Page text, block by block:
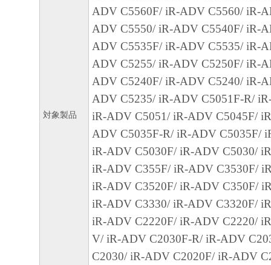
(3) キヤノン、キヤノンのライセンサー、
社、キヤノンの関連会社、それらの販売代
店のいずれも、「本ソフトウェア」、また
ェア」の使用に起因または関連してお客様
に生じたいかなる紛争についても、一切責
のとします。
８．契約期間
(1) 本契約書は、お客様が、『同意』を示
クリックした時点、または「本ソフトウェ
ールした時点で発効し、下記(2)または(3)
まで有効に存続します。
(2) お客様は、「本ソフトウェア」および
てを廃棄および消去することにより、本契
ることができます。
対象製品
ADV C5560F/ iR-ADV C5560/ iR-
ADV C5550/ iR-ADV C5540F/ iR-
ADV C5535F/ iR-ADV C5535/ iR-
ADV C5255/ iR-ADV C5250F/ iR-
ADV C5240F/ iR-ADV C5240/ iR-
ADV C5235/ iR-ADV C5051F-R/
iR-ADV C5051/ iR-ADV C5045F/
ADV C5035F-R/ iR-ADV C5035F/
iR-ADV C5030F/ iR-ADV C5030/
iR-ADV C355F/ iR-ADV C3530F/
iR-ADV C3520F/ iR-ADV C350F/
iR-ADV C3330/ iR-ADV C3320F/
iR-ADV C2220F/ iR-ADV C2220/
V/ iR-ADV C2030F-R/ iR-ADV
C2030/ iR-ADV C2020F/ iR-ADV